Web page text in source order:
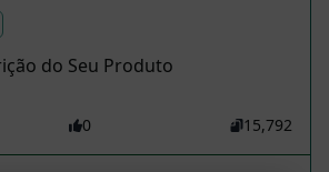
do Seu Produto
0 15,792